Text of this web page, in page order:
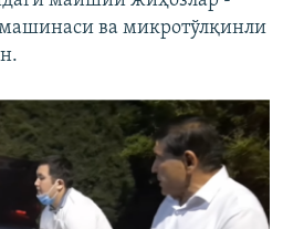
ва микротўлқинли